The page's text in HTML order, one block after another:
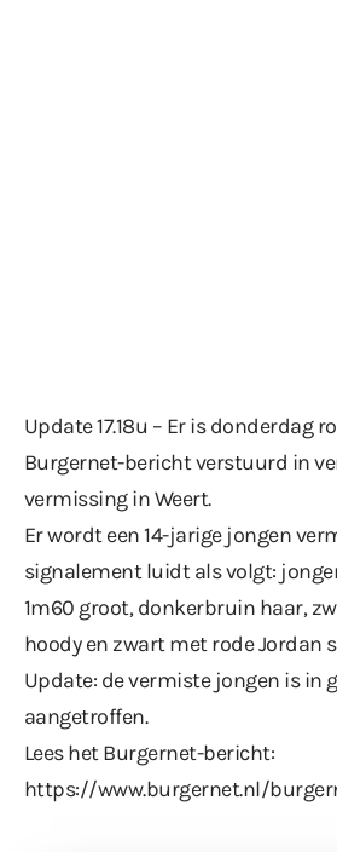
Update 17.18u – Er is donderdag
Burgernet-bericht verstuurd in
vermissing in Weert.
Er wordt een 14-jarige jongen
signalement luidt als volgt:
1m60 groot, donkerbruin haar,
hoody en zwart met rode Jordan
Update: de vermiste jongen is in
aangetroffen.
Lees het Burgernet-bericht:
https://www.burgernet.nl/